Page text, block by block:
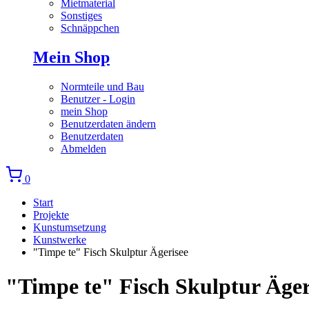
Mietmaterial
Sonstiges
Schnäppchen
Mein Shop
Normteile und Bau
Benutzer - Login
mein Shop
Benutzerdaten ändern
Benutzerdaten
Abmelden
0
Start
Projekte
Kunstumsetzung
Kunstwerke
"Timpe te" Fisch Skulptur Ägerisee
"Timpe te" Fisch Skulptur